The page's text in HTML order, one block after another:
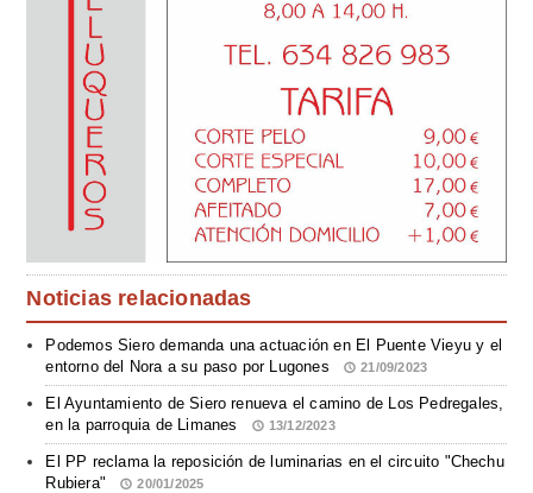
Noticias relacionadas
Podemos Siero demanda una actuación en El Puente Vieyu y el
entorno del Nora a su paso por Lugones
21/09/2023
El Ayuntamiento de Siero renueva el camino de Los Pedregales,
en la parroquia de Limanes
13/12/2023
El PP reclama la reposición de luminarias en el circuito "Chechu
Rubiera"
20/01/2025